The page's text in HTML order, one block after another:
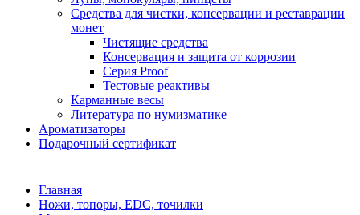
Средства для чистки, консервации и реставрации
монет
Чистящие средства
Консервация и защита от коррозии
Серия Proof
Тестовые реактивы
Карманные весы
Литература по нумизматике
Ароматизаторы
Подарочный сертификат
Главная
Ножи, топоры, EDC, точилки